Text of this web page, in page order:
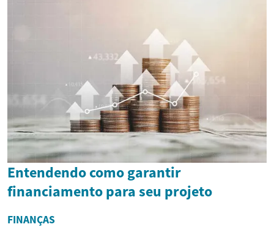
Entendendo como garantir
financiamento para seu projeto
FINANÇAS